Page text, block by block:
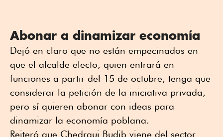
Abonar a dinamizar economía
Dejó en claro que no están empecinados en
que el alcalde electo, quien entrará en
funciones a partir del 15 de octubre, tenga que
considerar la petición de la iniciativa privada,
pero sí quieren abonar con ideas para
dinamizar la economía poblana.
Reiteró que Chedraui Budib viene del sector